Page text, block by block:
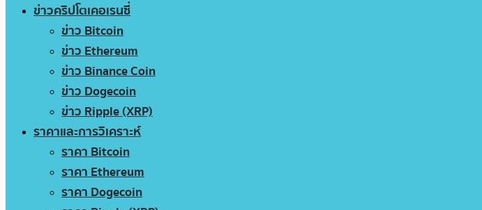
ข่าวคริปโตเคอเรนซี่
ข่าว Bitcoin
ข่าว Ethereum
ข่าว Binance Coin
ข่าว Dogecoin
ข่าว Ripple (XRP)
ราคาและการวิเคราะห์
ราคา Bitcoin
ราคา Ethereum
ราคา Dogecoin